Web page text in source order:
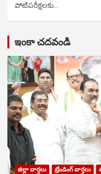
పోటిప‌రీక్ష‌ల‌కు…
ఇంకా చదవండి
జిల్లా వార్తలు ట్రేండింగ్ వార్తలు